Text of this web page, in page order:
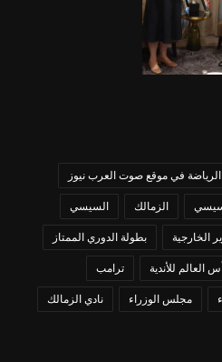
الرياضة في موقع صوت العرب نيوز
الزمالك السيسي
الخارجية بطولة الدوري الممتاز
العالم للأندية ترامب
مجلس الوزراء نادي الزمالك